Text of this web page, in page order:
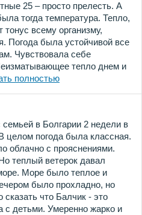
25 – просто прелесть. А
тогда температура. Тепло,
тонус всему организму,
Погода была устойчивой все
Чувствовала себе
тепло днем и
полностью
в Болгарии 2 недели в
целом погода была классная.
облачно с прояснениями.
теплый ветерок давал
Море было теплое и
было прохладно, но
что Балчик - это
с детьми. Умеренно жарко и